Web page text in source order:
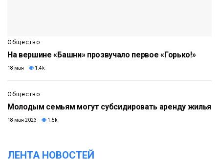
Общество
На вершине «Башни» прозвучало первое «Горько!»
18 мая 1.4k
Общество
Молодым семьям могут субсидировать аренду жилья
18 мая 2023 1.5k
ЛЕНТА НОВОСТЕЙ